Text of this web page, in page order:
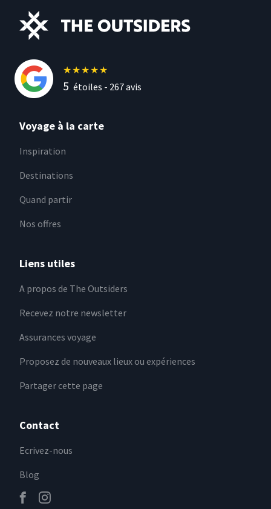
★★★★★
5 étoiles - 267avis
Voyage à la carte
Inspiration
Destinations
Quand partir
Nos offres
Liens utiles
A propos de The Outsiders
Recevez notre newsletter
Assurances voyage
Proposez de nouveaux lieux ou expériences
Partager cette page
Contact
Ecrivez-nous
Blog